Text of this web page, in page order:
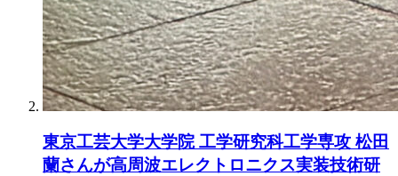
東京工芸大学大学院 工学研究科工学専攻 松田
蘭さんが高周波エレクトロニクス実装技術研